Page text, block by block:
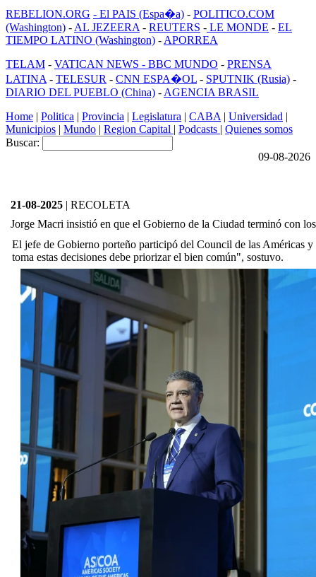
REBELION.ORG - El PAIS (Espa�a) - POLITICO.COM
(Washington) - AL JEZEERA - REUTERS - LE MONDE - EL
TIEMPO LATINO (Washington) - APORREA
TELAM - VATICAN NEWS - BBC MUNDO - PRENSA
LATINA - TELESUR - CNN ESPA�OL - SPUTNIK (Rusia) -
DIARIO DEL PUEBLO (China) - AGENCIA BRASIL
Home | Politica | Provincia | Legislatura | CABA | Universidad |
Municipios | Mundo | Region Capital | Podcasts | Quienes somos
Buscar:
09-08-2026
21-08-2025 | RECOLETA
Jorge Macri insistió en que el Gobierno de la Ciudad terminó con
El jefe de Gobierno porteño participó del Council de las Américas
toma estas decisiones debe priorizar el bien común", sostuvo.